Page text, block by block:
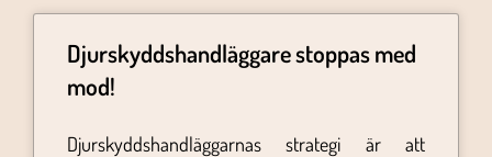
Djurskyddshandläggare stoppas med
mod!
Djurskyddshandläggarnas strategi är att